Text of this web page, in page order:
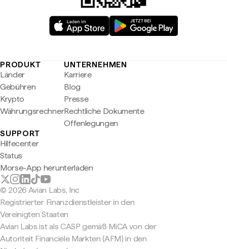
PRODUKT
Länder
Gebühren
Krypto
Währungsrechner
UNTERNEHMEN
Karriere
Blog
Presse
Rechtliche Dokumente
Offenlegungen
SUPPORT
Hilfecenter
Status
Morse-App herunterladen
© 2026 Avian Labs, Inc
Registrierter Finanzdienstleister in den
Vereinigten Staaten
Avian Labs ist als CASP gemäß MiCA von der
Autoriteit Financiële Markten (AFM) in den